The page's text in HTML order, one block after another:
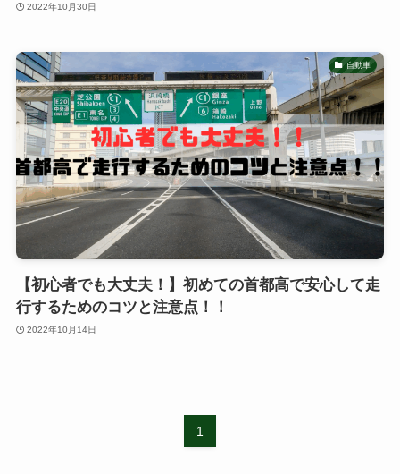
2022年10月30日
自動車
【初心者でも大丈夫！】初めての首都高で安心して走
行するためのコツと注意点！！
2022年10月14日
1